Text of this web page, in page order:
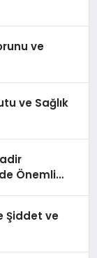
ve
ve Sağlık
Önemli
Şiddet ve